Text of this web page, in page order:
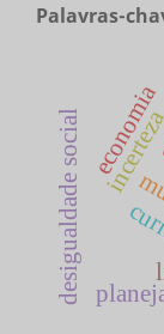
Palavras-
economia
desigualdade social